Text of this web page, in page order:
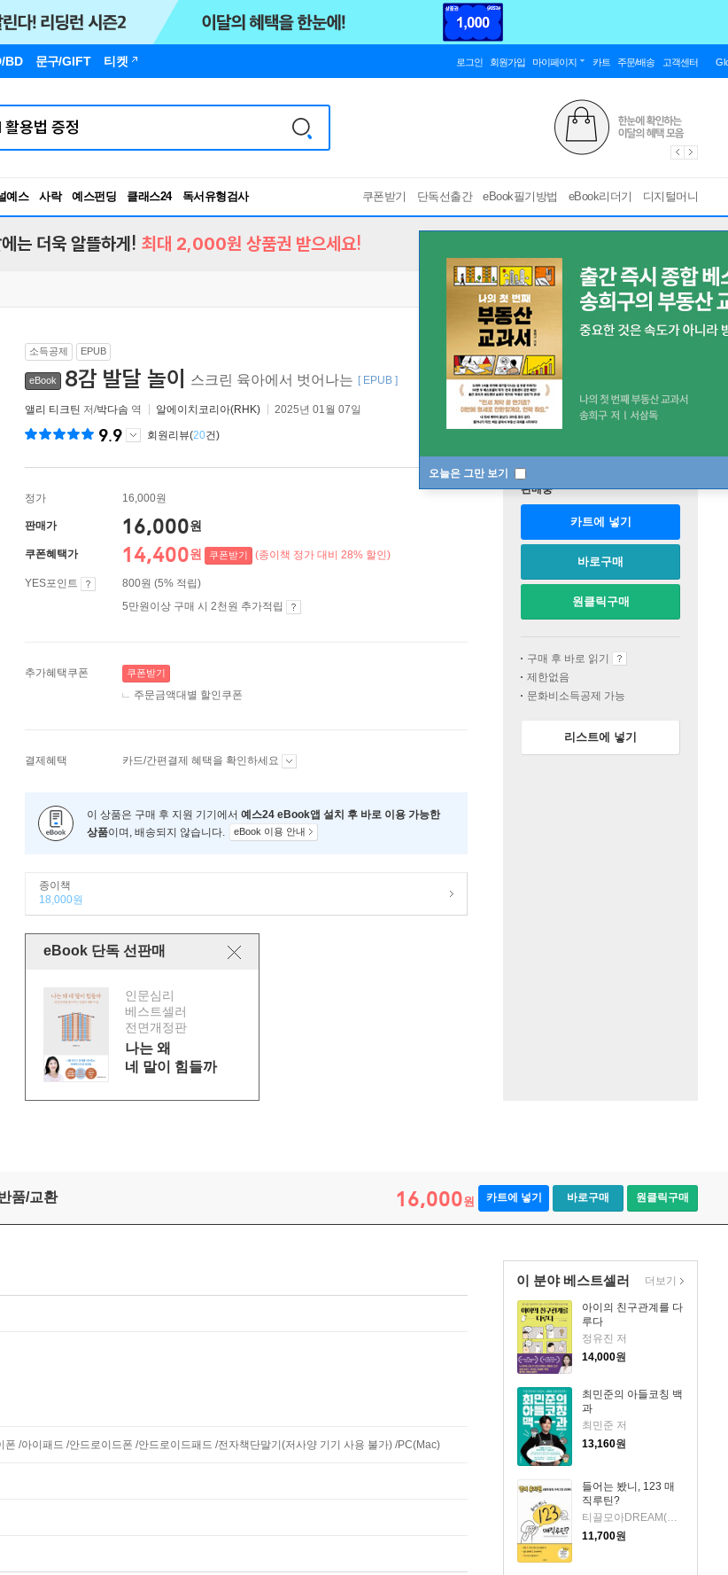
BD 문구/GIFT 티켓 로그인 회원가입 마이페이지 카트 주문/배송 고객센터
예스 사락 예스펀딩 클래스24
독서유형검사
RBTI Lab
쿠폰받기 단독선출간 eBook필기방법 eBook리더기 디지털머니
오늘은 그만 보기
는 더욱 알뜰하게! 최대 2,000원 상품권 받으세요!
소득공제 EPUB
eBook 8감 발달 놀이 스크린 육아에서 벗어나는 [ EPUB ]
앨리 티크틴 저/박다솜 역 알에이치코리아(RHK) 2025년 01월 07일
9.9 회원리뷰(20건)
정가 16,000원
판매가 16,000원
쿠폰혜택가 14,400원 쿠폰받기 (종이책 정가 대비 28% 할인)
YES포인트
800원 (5% 적립)
5만원이상 구매 시 2천원 추가적립
추가혜택쿠폰 쿠폰받기
주문금액대별 할인쿠폰
결제혜택 카드/간편결제 혜택을 확인하세요
이 상품은 구매 후 지원 기기에서 예스24 eBook앱 설치 후 바로 이용 가능한
상품이며, 배송되지 않습니다. eBook 이용 안내
종이책
18,000원
eBook 단독 선판매
인문심리
베스트셀러
전면개정판
나는 왜
네 말이 힘들까
판매중
카트에 넣기
바로구매
원클릭구매
구매 후 바로 읽기
제한없음
문화비소득공제 가능
리스트에 넣기
품/교환 16,000원 카트에 넣기 바로구매 원클릭구매
이 분야 베스트셀러
아이의 친구관계를 다
루다
정유진 저
14,000원
최민준의 아들코칭 백
과
최민준 저
13,160원
들어는 봤니, 123 매
직루틴?
티끌모아DREAM(강서윤) 저
11,700원
더보기
/아이패드 /안드로이드폰 /안드로이드패드 /전자책단말기(저사양 기기 사용 불가) /PC(Mac)